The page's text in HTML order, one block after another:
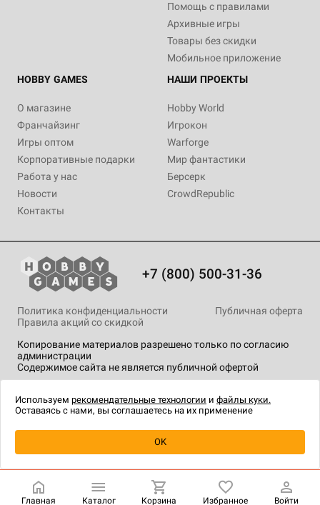
Уведомить о наличии
Помощь с правилами
Архивные игры
Товары без скидки
Мобильное приложение
HOBBY GAMES
О магазине
Франчайзинг
Игры оптом
Корпоративные подарки
Работа у нас
Новости
Контакты
НАШИ ПРОЕКТЫ
Hobby World
Игрокон
Warforge
Мир фантастики
Берсерк
CrowdRepublic
+7 (800) 500-31-36
Копирование материалов разрешено только по согласию
администрации
Содержимое сайта не является публичной офертой
Политика конфиденциальности
Публичная оферта
Правила акций со скидкой
технологии.
Главная Каталог Корзина Избранное Войти
Используем рекомендательные технологии и файлы куки.
Оставаясь с нами, вы соглашаетесь на их применение
OK